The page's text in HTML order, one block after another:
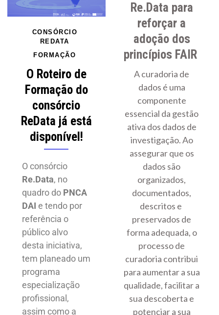
Re.Data para
reforçar a
adoção dos
princípios FAIR
A curadoria de
dados é uma
componente
essencial da gestão
ativa dos dados de
investigação. Ao
assegurar que os
dados são
organizados,
documentados,
descritos e
preservados de
forma adequada, o
processo de
curadoria contribui
para aumentar a sua
qualidade, facilitar a
sua descoberta e
potenciar a sua
CONSÓRCIO
REDATA
FORMAÇÃO
O Roteiro de
Formação do
consórcio
ReData já está
disponível!
O consórcio
Re.Data, no
quadro do PNCA
DAI e tendo por
referência o
público alvo
desta iniciativa,
tem planeado um
programa
especialização
profissional,
assim como a